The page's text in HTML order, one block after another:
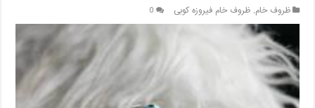
ظروف خام,ظروف خام فیروزه کوبی 0